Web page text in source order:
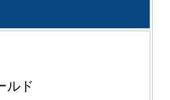
ルド